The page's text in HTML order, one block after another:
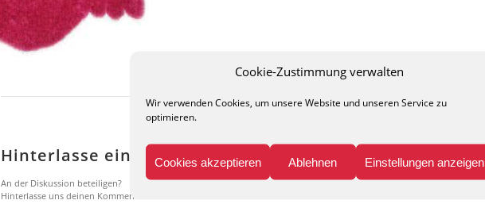
Cookie-Zustimmung verwalten
Wir verwenden Cookies, um unsere Website und unseren Service zu
optimieren.
Cookies akzeptieren Ablehnen Einstellungen anzeigen
0
Hinterlasse einen Kommentar
An der Diskussion beteiligen?
Hinterlasse uns deinen Kommentar!